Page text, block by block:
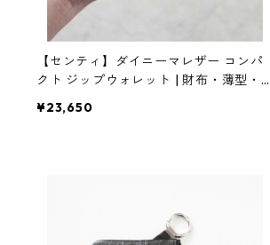
【センティ】ダイニーマレザー コンパ
クト ジップウォレット | 財布・薄型・
セナ)]
¥23,650